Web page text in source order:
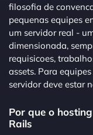
filosofia de
pequenas equipes
um servidor real -
dimensionada,
requisicoes,
assets. Para
servidor deve estar
Por que o
Rails